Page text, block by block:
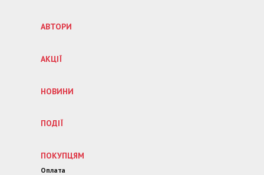
АВТОРИ
АКЦІЇ
НОВИНИ
ПОДІЇ
ПОКУПЦЯМ
Оплата